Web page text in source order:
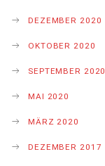
DEZEMBER 2020
OKTOBER 2020
SEPTEMBER 2020
MAI 2020
MÄRZ 2020
DEZEMBER 2017